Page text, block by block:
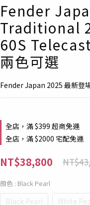
Fender
Traditional
60S
兩色可選
Fender Japan 2025 最新登
全店，滿 $399 超商免運
全店，滿 $2000 宅配免運
NT$38,800
顏色 : Black Pearl
Black Pearl White